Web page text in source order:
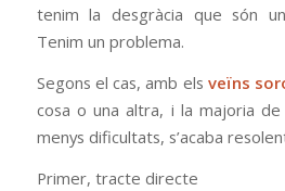
tenim la desgràcia que són
Tenim un problema.
Segons el cas, amb els veïns
cosa o una altra, i la majoria
menys dificultats, s’acaba
Primer, tracte directe